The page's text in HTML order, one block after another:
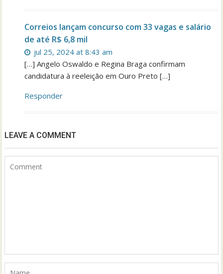
Correios lançam concurso com 33 vagas e salário
de até R$ 6,8 mil
jul 25, 2024 at 8:43 am
[…] Angelo Oswaldo e Regina Braga confirmam
candidatura à reeleição em Ouro Preto […]
Responder
LEAVE A COMMENT